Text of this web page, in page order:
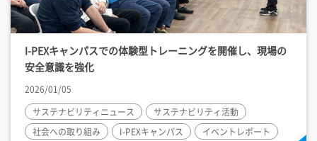
I-PEXキャンパスでの体験型トレーニングを開催し、現場の
安全意識を強化
2026/01/05
サステナビリティニュース
サステナビリティ活動
社会への取り組み
I-PEXキャンパス イベントレポート